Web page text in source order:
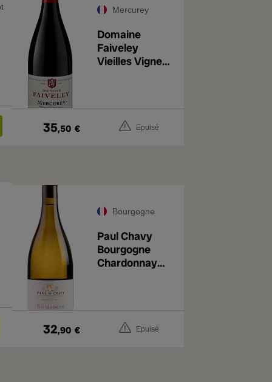
Mercurey
Domaine
Faiveley
Vieilles Vignes
35,50 € Epuisé
Bourgogne
Paul Chavy
Bourgogne
Chardonnay
32,90 € Epuisé